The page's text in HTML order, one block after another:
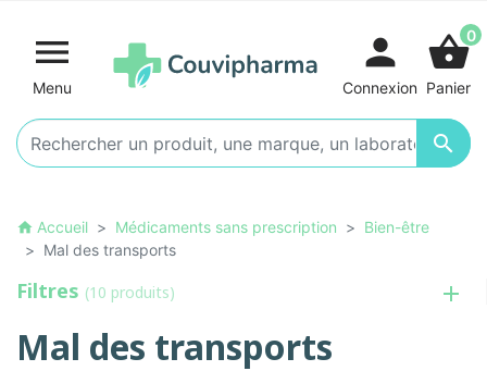

Menu

person
Connexion
shopping_basket0
Panier
home Accueil Médicaments sans prescription
Bien-être
Mal des transports
Filtres (10 produits)
Mal des transports